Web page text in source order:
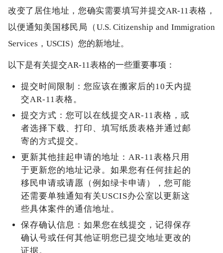
改变了居住地址，您确实需要填写并提交AR-11表格，
以便通知美国移民局（U.S. Citizenship and Immigration
Services，USCIS）您的新地址。
以下是有关提交AR-11表格的一些重要事项：
提交时间限制：您应该在搬家后的10天内提
交AR-11表格。
提交方式：您可以在线提交AR-11表格，或
者选择下载、打印、填写纸质表格并通过邮
寄的方式提交。
更新其他挂起申请的地址：AR-11表格只用
于更新您的地址记录。如果您有任何挂起的
移民申请或请愿（例如绿卡申请），您可能
还需要单独通知有关USCIS办公室以更新这
些具体案件的通信地址。
保存确认信息：如果您在线提交，记得保存
确认号或任何其他证明您已提交地址更改的
证据。